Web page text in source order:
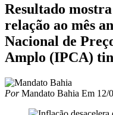
Resultado
relação ao mês
Nacional de
Amplo (IPCA)
PorMandato Bahia Em 12/